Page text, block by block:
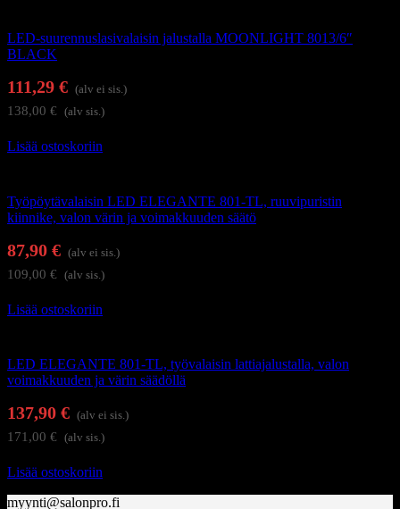
LED-suurennuslasivalaisin jalustalla MOONLIGHT 8013/6″
BLACK
111,29 € (alv ei sis.)
138,00 € (alv sis.)
Lisää ostoskoriin
Työpöytävalaisin LED ELEGANTE 801-TL, ruuvipuristin
kiinnike, valon värin ja voimakkuuden säätö
87,90 € (alv ei sis.)
109,00 € (alv sis.)
Lisää ostoskoriin
LED ELEGANTE 801-TL, työvalaisin lattiajalustalla, valon
voimakkuuden ja värin säädöllä
137,90 € (alv ei sis.)
171,00 € (alv sis.)
Lisää ostoskoriin
myynti@salonpro.fi